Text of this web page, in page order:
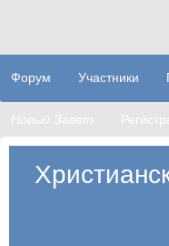
Форум Участники
Новый Завет